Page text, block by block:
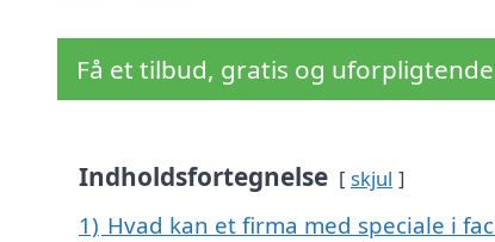
Få et tilbud, gratis og uforpligtende
Indholdsfortegnelse skjul
1) Hvad kan et firma med speciale i